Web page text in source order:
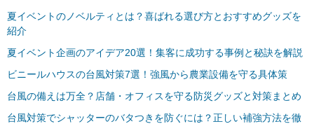
夏イベントのノベルティとは？喜ばれる選び方とおすすめグッズを
紹介
夏イベント企画のアイデア20選！集客に成功する事例と秘訣を解説
ビニールハウスの台風対策7選！強風から農業設備を守る具体策
台風の備えは万全？店舗・オフィスを守る防災グッズと対策まとめ
台風対策でシャッターのバタつきを防ぐには？正しい補強方法を徹